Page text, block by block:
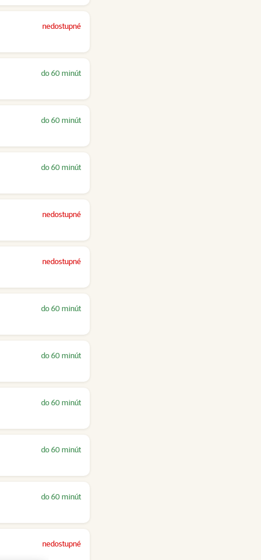
nedostupné
do 60 minút
do 60 minút
do 60 minút
nedostupné
nedostupné
do 60 minút
do 60 minút
do 60 minút
do 60 minút
do 60 minút
nedostupné